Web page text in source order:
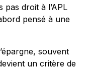
pas droit à l’APL
pensé à une
souvent
un critère de